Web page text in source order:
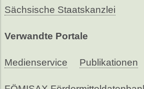
Sächsische Staatskanzlei
Verwandte Portale
Medienservice Publikationen